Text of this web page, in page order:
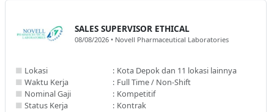
SALES SUPERVISOR ETHICAL
08/08/2026 • Novell Pharmaceutical Laboratories
■ Lokasi : Kota Depok dan 11 lokasi lainnya
■ Waktu Kerja : Full Time / Non-Shift
■ Nominal Gaji : Kompetitif
■ Status Kerja : Kontrak